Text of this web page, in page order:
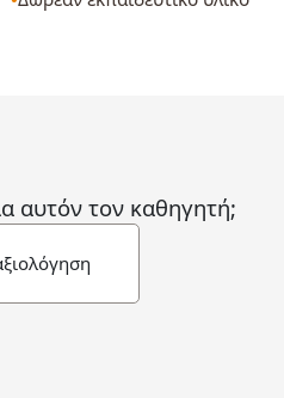
αυτόν τον καθηγητή;